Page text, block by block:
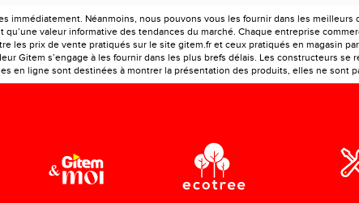
immédiatement. Néanmoins, nous pouvons vous les fournir dans les
valeur informative des tendances du marché. Chaque entreprise
les prix de vente pratiqués sur le site gitem.fr et ceux pratiqués en magasin
Gitem s’engage à les fournir dans les plus brefs délais. Les constructeurs
en ligne sont destinées à montrer la présentation des produits, elles ne sont